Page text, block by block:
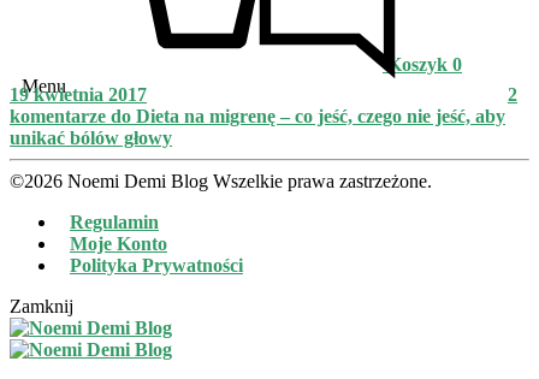
Koszyk 0
Menu
19 kwietnia 2017
2
komentarze do Dieta na migrenę – co jeść, czego nie jeść, aby
unikać bólów głowy
©2026 Noemi Demi Blog Wszelkie prawa zastrzeżone.
Regulamin
Moje Konto
Polityka Prywatności
Zamknij